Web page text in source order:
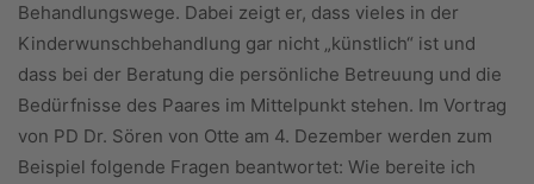
Behandlungswege. Dabei zeigt er, dass vieles in der
Kinderwunschbehandlung gar nicht „künstlich“ ist und
dass bei der Beratung die persönliche Betreuung und die
Bedürfnisse des Paares im Mittelpunkt stehen. Im Vortrag
von PD Dr. Sören von Otte am 4. Dezember werden zum
Beispiel folgende Fragen beantwortet: Wie bereite ich